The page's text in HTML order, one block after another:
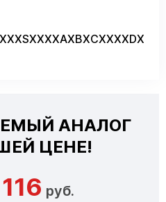
АНАЛОГ
ЦЕНЕ!
руб.